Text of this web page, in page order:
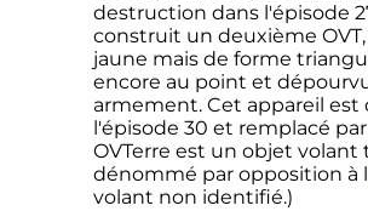
destruction dans l'épisode
construit un deuxième
jaune mais de forme
encore au point et
armement. Cet appareil
l'épisode 30 et remplacé
OVTerre est un objet volant
dénommé par opposition à
volant non identifié.)